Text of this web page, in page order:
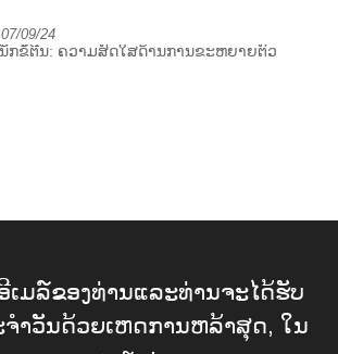
09/24
ກຂໍ້ຕີນ: ຄວາມສົດໃສດ້ານການຂະຫຍາຍຕົວ
ເມລ໌ຂອງທ່ານແລະທ່ານຈະໄດ້ຮັບ
ຈໍາວັນດ້ວຍເຫດການຫລ້າສຸດ, ໃນ